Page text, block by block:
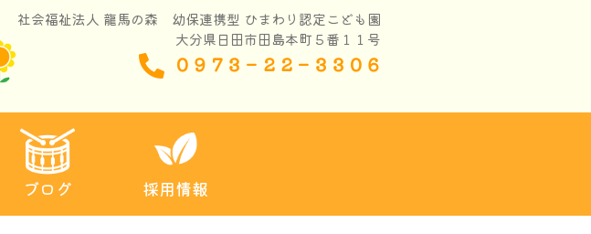
社会福祉法人 龍馬の森 幼保連携型 ひまわり認定こども園
大分県日田市田島本町５番１１号
０９７３－２２－３３０６
ブログ 採用情報